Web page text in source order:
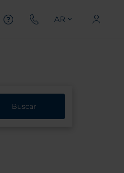
AR
Buscar